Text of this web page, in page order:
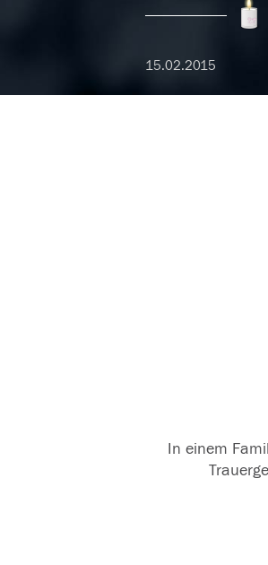
15.02.2015
In einem